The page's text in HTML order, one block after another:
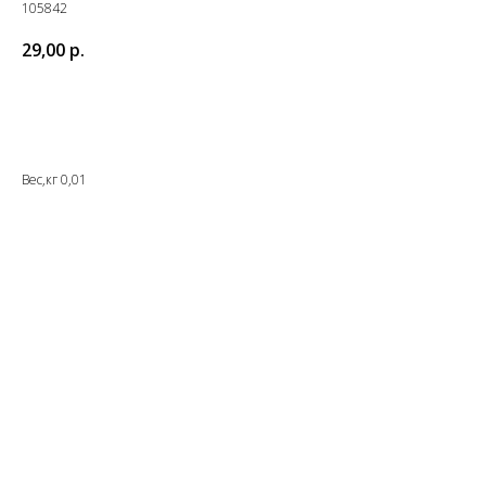
105842
29,00 р.
Вес,кг 0,01